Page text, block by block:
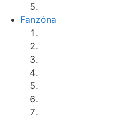
Fanzóna